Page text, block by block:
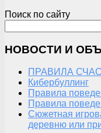
Поиск по сайту
НОВОСТИ И
ПРАВИЛА
Кибербуллинг
Правила
Правила
Сюжетная
деревню или